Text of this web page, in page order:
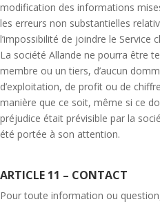
modification des informations
les erreurs non substantielles
l’impossibilité de joindre le Service
La société Allande ne pourra être
membre ou un tiers, d’aucun
d’exploitation, de profit ou de
manière que ce soit, même si ce
préjudice était prévisible par la
été portée à son attention.
ARTICLE 11 – CONTACT
Pour toute information ou